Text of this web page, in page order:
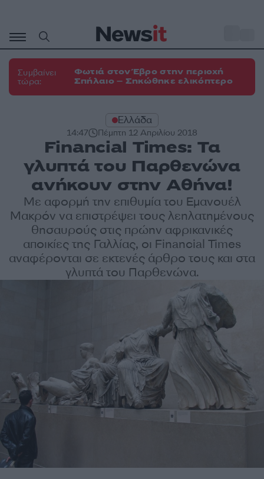
περιεχόμενο
Συμβαίνει
τώρα:
Φωτιά στον Έβρο στην περιοχή
Σπήλαιο – Σηκώθηκε ελικόπτερο
Ελλάδα
14:47 Πέμπτη 12 Απριλίου 2018
Financial Times: Τα
γλυπτά του Παρθενώνα
ανήκουν στην Αθήνα!
Με αφορμή την επιθυμία του Εμανουέλ
Μακρόν να επιστρέψει τους λεηλατημένους
θησαυρούς στις πρώην αφρικανικές
αποικίες της Γαλλίας, οι Financial Times
αναφέρονται σε εκτενές άρθρο τους και στα
γλυπτά του Παρθενώνα.